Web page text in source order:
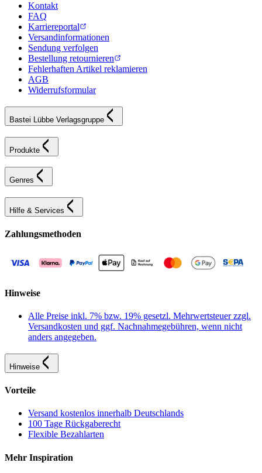
Kontakt
FAQ
Karriereportal
Versandinformationen
Sendung verfolgen
Bestellung retournieren
Fehlerhaften Artikel reklamieren
AGB
Widerrufsformular
Bastei Lübbe Verlagsgruppe
Produkte
Genres
Hilfe & Services
Zahlungsmethoden
Hinweise
Alle Preise inkl. 7% bzw. 19% gesetzl. Mehrwertsteuer zzgl.
Versandkosten und ggf. Nachnahmegebühren, wenn nicht
anders angegeben.
Hinweise
Vorteile
Versand kostenlos innerhalb Deutschlands
100 Tage Rückgaberecht
Flexible Bezahlarten
Mehr Inspiration